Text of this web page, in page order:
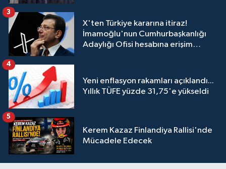
X'ten Türkiye kararına itiraz!
İmamoğlu'nun Cumhurbaşkanlığı
Adaylığı Ofisi hesabına erişim
3
Yeni enflasyon rakamları açıklandı...
Yıllık TÜFE yüzde 31,75'e yükseldi
4
Kerem Kazaz Finlandiya Rallisi'nde
Mücadele Edecek
5